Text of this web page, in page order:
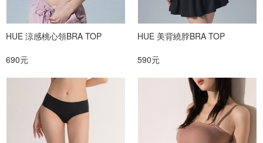
HUE 涼感桃心領BRA TOP
690元
HUE 美背繞脖BRA TOP
590元